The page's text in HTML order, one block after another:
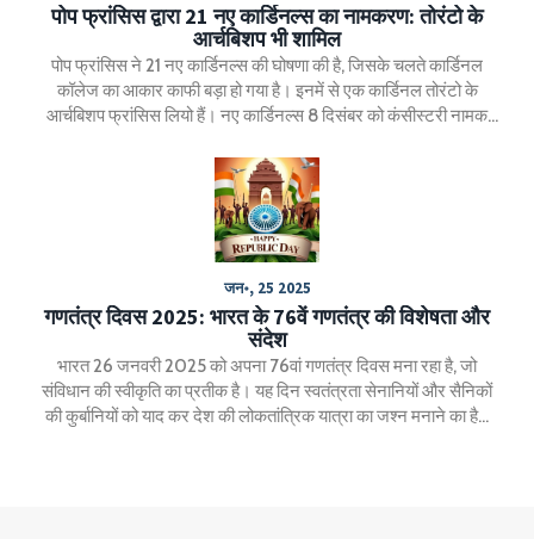
पोप फ्रांसिस द्वारा 21 नए कार्डिनल्स का नामकरण: तोरंटो के
आर्चबिशप भी शामिल
पोप फ्रांसिस ने 21 नए कार्डिनल्स की घोषणा की है, जिसके चलते कार्डिनल
कॉलेज का आकार काफी बड़ा हो गया है। इनमें से एक कार्डिनल तोरंटो के
आर्चबिशप फ्रांसिस लियो हैं। नए कार्डिनल्स 8 दिसंबर को कंसीस्टरी नामक
प्रभाव और गहरा हो गया है, जिसका असर भविष्य में उनके उत्तराधिकारी के
चुनाव पर पड़ेगा।
जन॰, 25 2025
गणतंत्र दिवस 2025: भारत के 76वें गणतंत्र की विशेषता और
संदेश
भारत 26 जनवरी 2025 को अपना 76वां गणतंत्र दिवस मना रहा है, जो
संविधान की स्वीकृति का प्रतीक है। यह दिन स्वतंत्रता सेनानियों और सैनिकों
की कुर्बानियों को याद कर देश की लोकतांत्रिक यात्रा का जश्न मनाने का है।